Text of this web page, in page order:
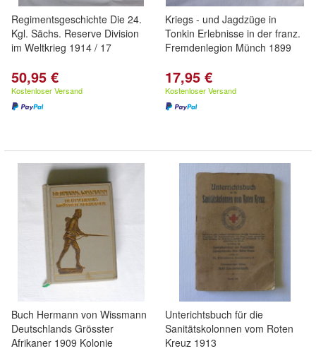
Regimentsgeschichte Die 24.
Kgl. Sächs. Reserve Division
im Weltkrieg 1914 / 17
50,95 €
Kostenloser Versand
Kriegs - und Jagdzüge in
Tonkin Erlebnisse in der franz.
Fremdenlegion Münch 1899
17,95 €
Kostenloser Versand
Buch Hermann von Wissmann
Deutschlands Grösster
Afrikaner 1909 Kolonie
Unterichtsbuch für die
Sanitätskolonnen vom Roten
Kreuz 1913